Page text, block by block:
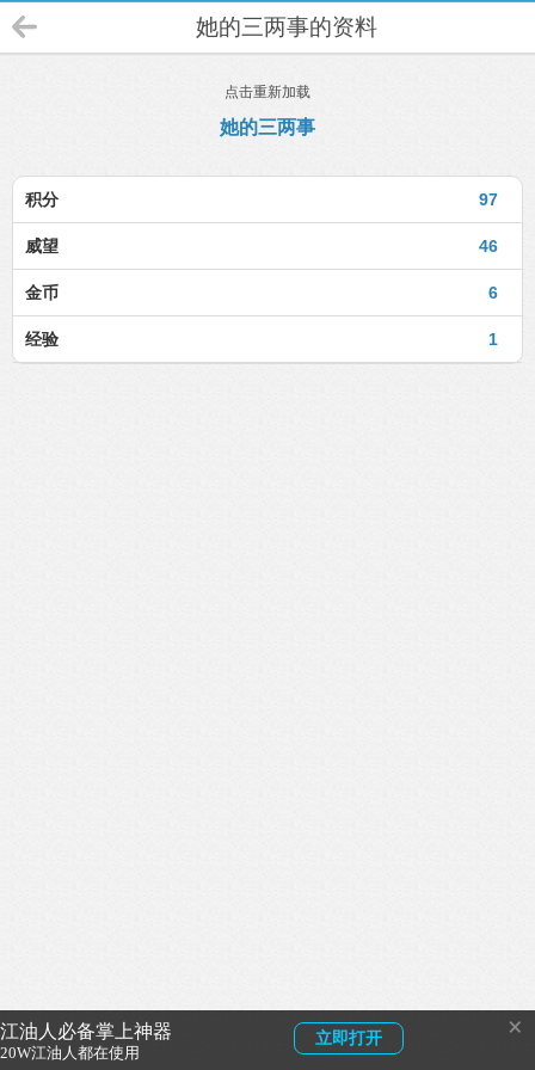
江油人必备掌上神器
20W江油人都在使用
立即打开 ×
她的三两事的资料
点击重新加载
她的三两事
97
积分
46
威望
6
金币
1
经验